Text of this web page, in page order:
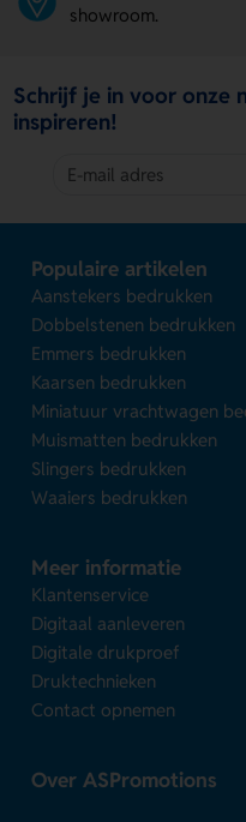
showroom.
Schrijf je in voor onze
inspireren!
Populaire artikelen
Aanstekers bedrukken
Dobbelstenen bedrukken
Emmers bedrukken
Kaarsen bedrukken
Miniatuur vrachtwagen
Muismatten bedrukken
Slingers bedrukken
Waaiers bedrukken
Meer informatie
Klantenservice
Digitaal aanleveren
Digitale drukproef
Druktechnieken
Contact opnemen
Over ASPromotions